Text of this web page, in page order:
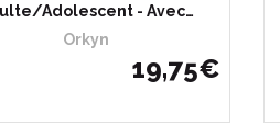
Adolescent - Avec…
Orkyn
19,75€